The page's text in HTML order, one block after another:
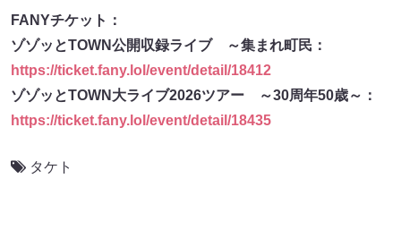
FANYチケット：
ゾゾッとTOWN公開収録ライブ ～集まれ町民：
https://ticket.fany.lol/event/detail/18412
ゾゾッとTOWN大ライブ2026ツアー ～30周年50歳～：
https://ticket.fany.lol/event/detail/18435
タケト